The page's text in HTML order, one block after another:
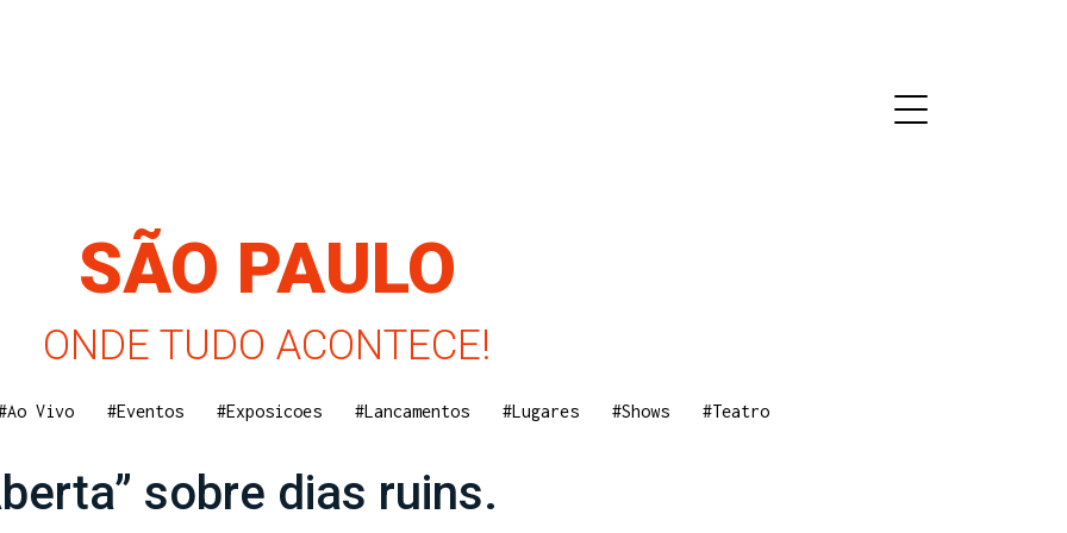
SÃO PAULO
ONDE TUDO ACONTECE!
Vivo #Eventos #Exposicoes #Lancamentos #Lugares #Shows #Teatro
sobre dias ruins.